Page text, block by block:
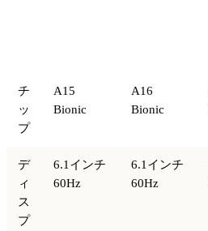
チ
ッ
プ
A15
Bionic
A16
Bionic
デ
ィ
ス
プ
6.1インチ
60Hz
6.1インチ
60Hz